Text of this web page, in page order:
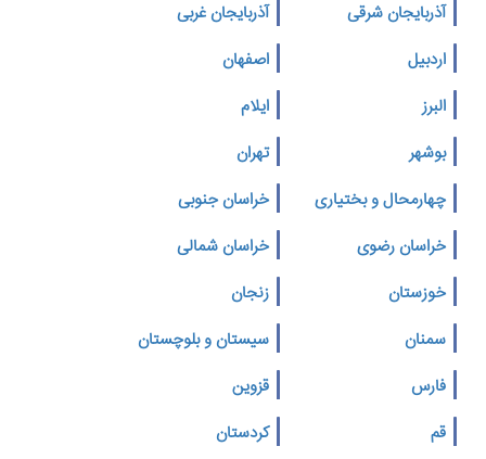
آذربایجان شرقی
آذربایجان غربی
اردبیل
اصفهان
البرز
ایلام
بوشهر
تهران
چهارمحال و بختیاری
خراسان جنوبی
خراسان رضوی
خراسان شمالی
خوزستان
زنجان
سمنان
سیستان و بلوچستان
فارس
قزوین
قم
کردستان